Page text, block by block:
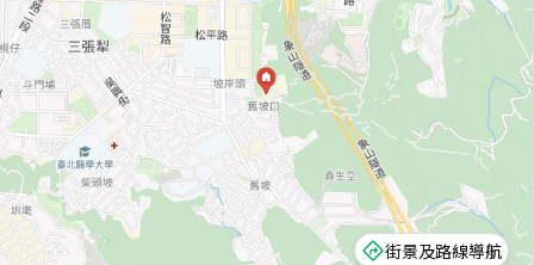
街景及路線導航